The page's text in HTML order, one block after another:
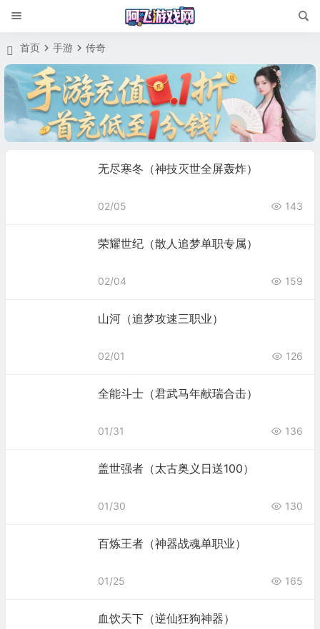
首页 手游 传奇
无尽寒冬（神技灭世全屏轰炸）
02/05 143
荣耀世纪（散人追梦单职专属）
02/04 159
山河（追梦攻速三职业）
02/01 126
全能斗士（君武马年献瑞合击）
01/31 136
盖世强者（太古奥义日送100）
01/30 130
百炼王者（神器战魂单职业）
01/25 165
血饮天下（逆仙狂狗神器）